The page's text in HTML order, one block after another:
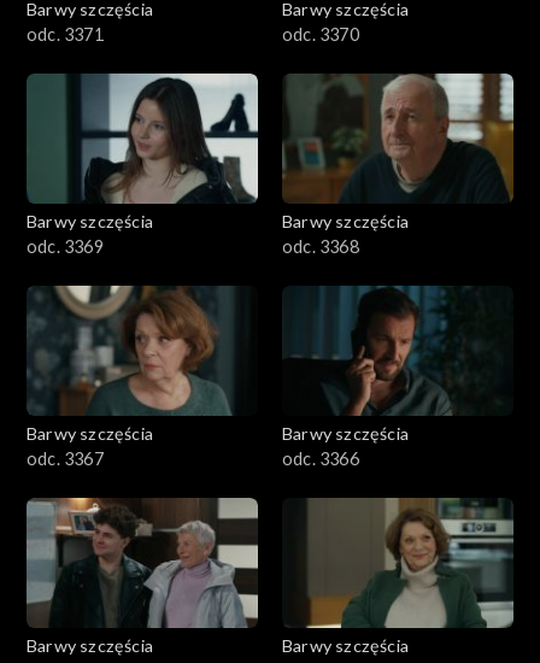
Barwy szczęścia
odc. 3371
Barwy szczęścia
odc. 3370
Barwy szczęścia
odc. 3369
Barwy szczęścia
odc. 3368
Barwy szczęścia
odc. 3367
Barwy szczęścia
odc. 3366
Barwy szczęścia
Barwy szczęścia